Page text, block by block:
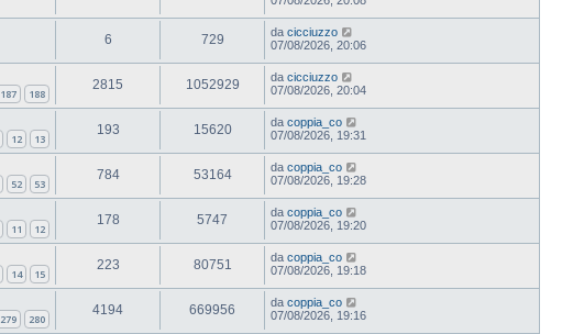
6 729 da cicciuzzo
07/08/2026, 20:06
187 188
2815 1052929 da cicciuzzo
07/08/2026, 20:04
12 13
193 15620 da coppia_co
07/08/2026, 19:31
52 53
784 53164 da coppia_co
07/08/2026, 19:28
11 12
178 5747 da coppia_co
07/08/2026, 19:20
14 15
223 80751 da coppia_co
07/08/2026, 19:18
279 280
4194 669956 da coppia_co
07/08/2026, 19:16